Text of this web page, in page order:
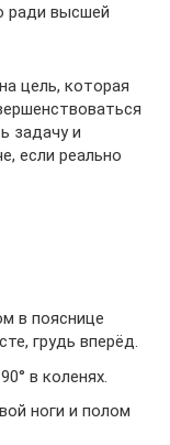
ради высшей
цель, которая
задачу и
если реально
в пояснице
грудь вперёд.
в коленях.
ноги и полом